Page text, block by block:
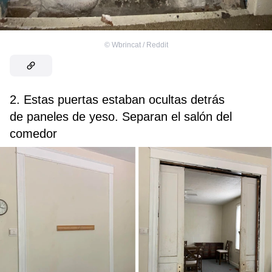
© Wbrincat / Reddit
2. Estas puertas estaban ocultas detrás
de paneles de yeso. Separan el salón del
comedor